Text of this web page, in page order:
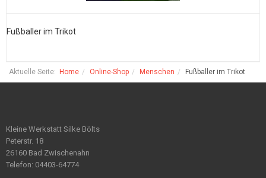
Fußballer im Trikot
Aktuelle Seite: Home Online-Shop Menschen Fußballer im Trikot
Kleine Werkstatt Silke Bölts
Peterstr. 18
26160 Bad Zwischenahn
Telefon: 04403-64774